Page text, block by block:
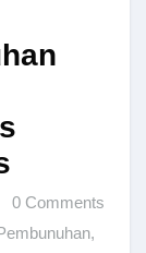
0 Comments
,